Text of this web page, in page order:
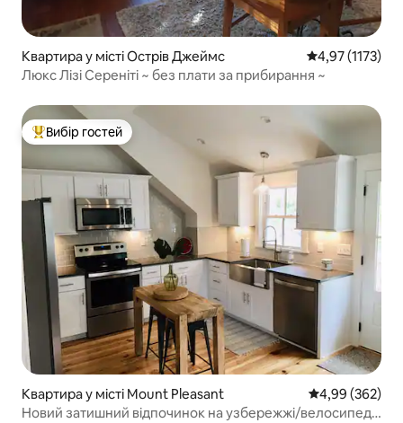
Квартира у місті Острів Джеймс Середня
4,97 (1173)
Люкс Лізі Сереніті ~ без плати за прибирання ~
Топ вибір гостей
Вибір гостей
Квартира у місті Mount Pleasant Середня
4,99 (362)
Новий затишний відпочинок на узбережжі/велосипед